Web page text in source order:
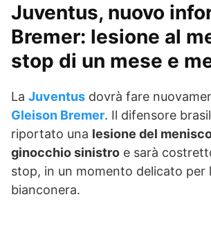
Juventus, nuovo
Bremer: lesione al
stop di un mese e
La Juventus dovrà fare
Gleison Bremer. Il difensore
riportato una lesione del
ginocchio sinistro e sarà
stop, in un momento delicato per
bianconera.